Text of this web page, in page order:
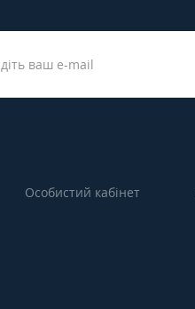
Особистий кабінет